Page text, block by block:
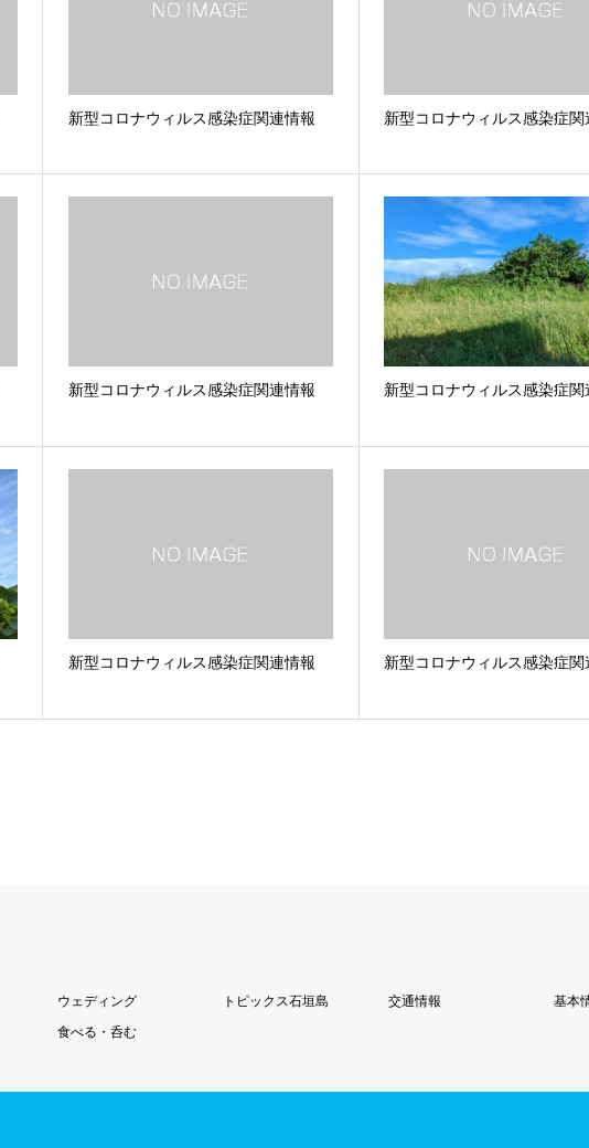
新型コロナウィルス感染症関連情報 新型コロナウィルス感染症関
新型コロナウィルス感染症関連情報 新型コロナウィルス感染症関
新型コロナウィルス感染症関連情報 新型コロナウィルス感染症関
ウェディング トピックス石垣島 交通情報 基本
食べる・呑む